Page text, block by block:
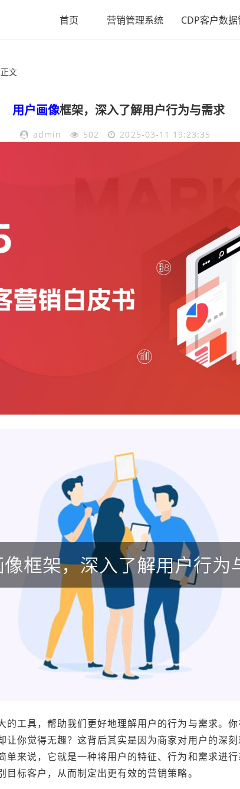
首页 营销管理系统 CDP客户数
文
用户画像框架，深入了解用户行为与需求
admin 502 2025-03-11 19:23:35
的工具，帮助我们更好地理解用户的行为与需求。
让你觉得无趣？这背后其实是因为商家对用户的深
单来说，它就是一种将用户的特征、行为和需求进
标客户，从而制定出更有效的营销策略。